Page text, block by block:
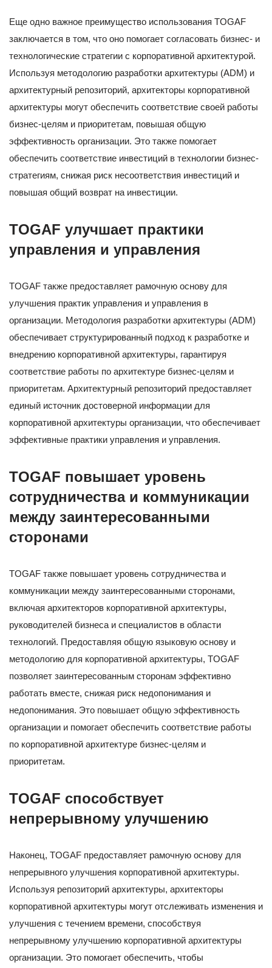
Еще одно важное преимущество использования TOGAF
заключается в том, что оно помогает согласовать бизнес- и
технологические стратегии с корпоративной архитектурой.
Используя методологию разработки архитектуры (ADM) и
архитектурный репозиторий, архитекторы корпоративной
архитектуры могут обеспечить соответствие своей работы
бизнес-целям и приоритетам, повышая общую
эффективность организации. Это также помогает
обеспечить соответствие инвестиций в технологии бизнес-
стратегиям, снижая риск несоответствия инвестиций и
повышая общий возврат на инвестиции.
TOGAF улучшает практики
управления и управления
TOGAF также предоставляет рамочную основу для
улучшения практик управления и управления в
организации. Методология разработки архитектуры (ADM)
обеспечивает структурированный подход к разработке и
внедрению корпоративной архитектуры, гарантируя
соответствие работы по архитектуре бизнес-целям и
приоритетам. Архитектурный репозиторий предоставляет
единый источник достоверной информации для
корпоративной архитектуры организации, что обеспечивает
эффективные практики управления и управления.
TOGAF повышает уровень
сотрудничества и коммуникации
между заинтересованными
сторонами
TOGAF также повышает уровень сотрудничества и
коммуникации между заинтересованными сторонами,
включая архитекторов корпоративной архитектуры,
руководителей бизнеса и специалистов в области
технологий. Предоставляя общую языковую основу и
методологию для корпоративной архитектуры, TOGAF
позволяет заинтересованным сторонам эффективно
работать вместе, снижая риск недопонимания и
недопонимания. Это повышает общую эффективность
организации и помогает обеспечить соответствие работы
по корпоративной архитектуре бизнес-целям и
приоритетам.
TOGAF способствует
непрерывному улучшению
Наконец, TOGAF предоставляет рамочную основу для
непрерывного улучшения корпоративной архитектуры.
Используя репозиторий архитектуры, архитекторы
корпоративной архитектуры могут отслеживать изменения и
улучшения с течением времени, способствуя
непрерывному улучшению корпоративной архитектуры
организации. Это помогает обеспечить, чтобы